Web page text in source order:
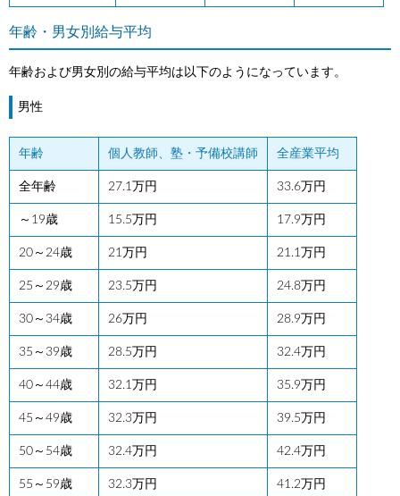
年齢・男女別給与平均
年齢および男女別の給与平均は以下のようになっています。
男性
年齢 個人教師、塾・予備校講師 全産業平均
全年齢 27.1万円 33.6万円
～19歳 15.5万円 17.9万円
20～24歳 21万円 21.1万円
25～29歳 23.5万円 24.8万円
30～34歳 26万円 28.9万円
35～39歳 28.5万円 32.4万円
40～44歳 32.1万円 35.9万円
45～49歳 32.3万円 39.5万円
50～54歳 32.4万円 42.4万円
55～59歳 32.3万円 41.2万円